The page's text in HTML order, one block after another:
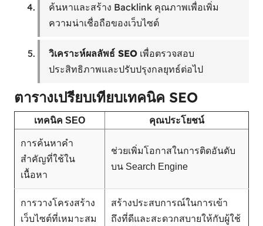
ค้นหาและสร้าง Backlink คุณภาพเพื่อเพิ่ม
ความน่าเชื่อถือของเว็บไซต์
วิเคราะห์ผลลัพธ์ SEO เพื่อตรวจสอบ
ประสิทธิภาพและปรับปรุงกลยุทธ์ต่อไป
ตารางเปรียบเทียบเทคนิค SEO
เทคนิค SEO คุณประโยชน์
การค้นหาคำ
สำคัญที่ใช้ใน
เนื้อหา
ช่วยเพิ่มโอกาสในการติดอันดับ
บน Search Engine
การวางโครงสร้าง
เว็บไซต์ที่เหมาะสม
สร้างประสบการณ์ในการเข้า
ถึงที่ดีและสะดวกสบายให้กับผู้ใช้